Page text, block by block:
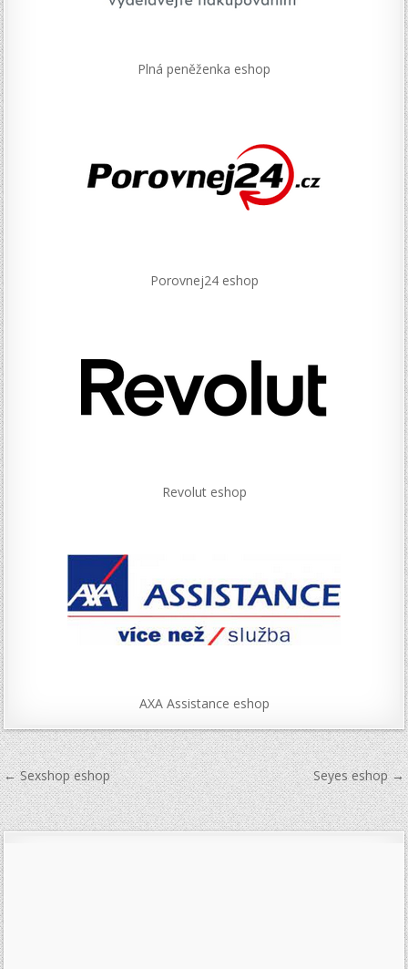
Plná peněženka eshop
Porovnej24 eshop
Revolut eshop
AXA Assistance eshop
Navigace
pro
příspěvek
← Sexshop eshop Seyes eshop →